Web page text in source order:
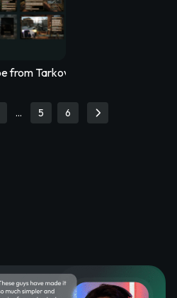
Overlay – Arcfall
from Tarkov Animated Stream
… 5 6